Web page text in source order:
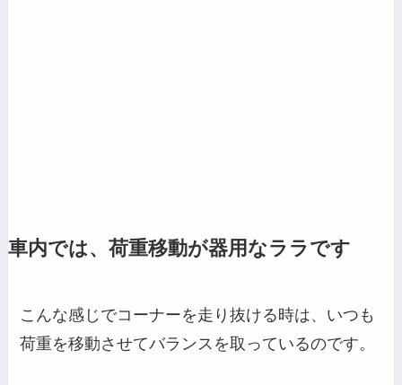
車内では、荷重移動が器用なララです
こんな感じでコーナーを走り抜ける時は、いつも
荷重を移動させてバランスを取っているのです。